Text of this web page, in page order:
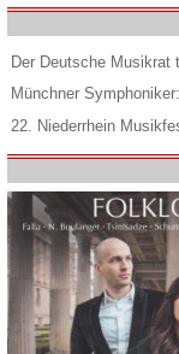
Der Deutsche Musikrat
Münchner
22. Niederrhein